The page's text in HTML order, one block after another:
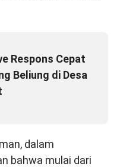
Respons Cepat
Beliung di Desa
dalam
bahwa mulai dari